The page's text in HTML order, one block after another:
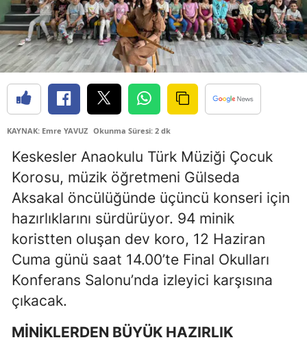
Çorum
Denizli
Diyarbakır
Edirne
Erzincan
Erzurum
Eskişehir
Gaziantep
Giresun
Hakkari
KAYNAK: Emre YAVUZ Okunma Süresi: 2 dk
Keskesler Anaokulu Türk Müziği Çocuk
Korosu, müzik öğretmeni Gülseda
Aksakal öncülüğünde üçüncü konseri için
hazırlıklarını sürdürüyor. 94 minik
koristten oluşan dev koro, 12 Haziran
Cuma günü saat 14.00’te Final Okulları
Konferans Salonu’nda izleyici karşısına
çıkacak.
MİNİKLERDEN BÜYÜK HAZIRLIK